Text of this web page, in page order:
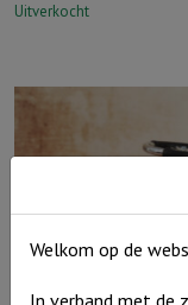
Uitverkocht
Welkom op de
In verband met de